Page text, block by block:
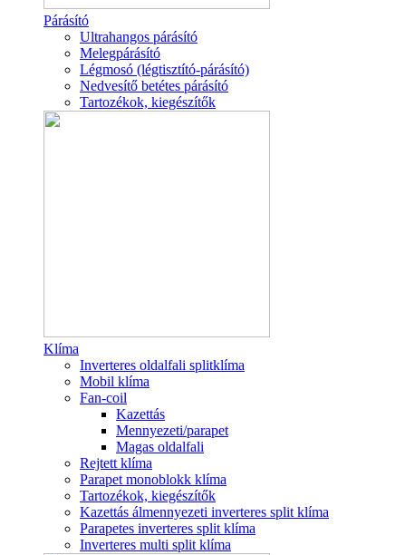
Párásító
Ultrahangos párásító
Melegpárásító
Légmosó (légtisztító-párásító)
Nedvesítő betétes párásító
Tartozékok, kiegészítők
Klíma
Inverteres oldalfali splitklíma
Mobil klíma
Fan-coil
Kazettás
Mennyezeti/parapet
Magas oldalfali
Rejtett klíma
Parapet monoblokk klíma
Tartozékok, kiegészítők
Kazettás álmennyezeti inverteres split klíma
Parapetes inverteres split klíma
Inverteres multi split klíma